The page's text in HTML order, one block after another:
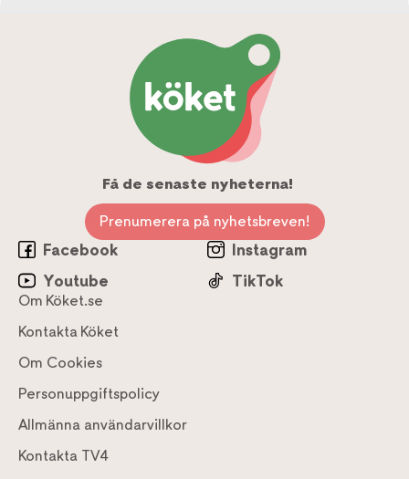
Få de senaste nyheterna!
Prenumerera på nyhetsbreven!
Facebook
Instagram
Youtube
TikTok
Om Köket.se
Kontakta Köket
Om Cookies
Personuppgiftspolicy
Allmänna användarvillkor
Kontakta TV4